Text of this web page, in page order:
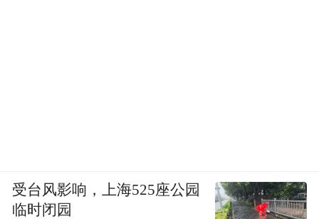
受台风影响，上海525座公园
临时闭园